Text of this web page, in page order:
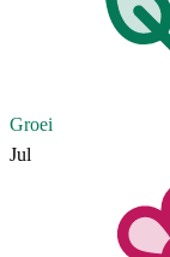
Groei
Jul